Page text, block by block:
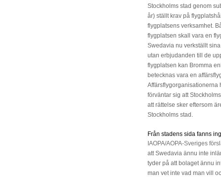
Stockholms stad genom
år) ställt krav på
flygplatsens verksamhet.
flygplatsen skall vara en
Swedavia nu verkställt
utan erbjudanden till de
flygplatsen kan Bromma
betecknas vara en
Affärsflygorganisationerna
förväntar sig att
att rättelse sker eftersom
Stockholms stad.
Från stadens sida fanns
IAOPA/AOPA-Sveriges
att Swedavia ännu inte
tyder på att bolaget ännu
man vet inte vad man vill